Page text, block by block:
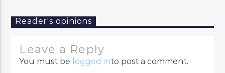
Reader's opinions
Leave a Reply
You must be logged into post a comment.